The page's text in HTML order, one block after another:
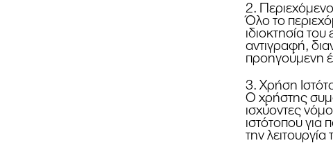
2.
Όλο το
ιδιοκτησία
αντιγραφή,
προηγούμενη
3. Χρήση
Ο χρήστης
ισχύοντες
ιστότοπου
την λειτουργία